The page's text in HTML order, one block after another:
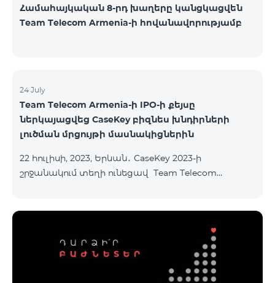
Համահայկական 8-րդ խաղերը կանցկացվեն
Team Telecom Armenia-ի հովանավորությամբ
24 July
Team Telecom Armenia-ի IPO-ի քեյսը
ներկայացվեց CaseKey բիզնես խնդիրների
լուծման մրցույթի մասնակիցներին
22 հուլիսի, 2023, Երևան․ CaseKey 2023-ի
շրջանակում տեղի ունեցավ Team Telecom
երիտասարդներ ծանոթացան առաջնային
հրապարակային տեղաբաշխման բոլոր
մանրամասներին ու թիմերին տրամադրվեց
ընկերության զարգացման ռազմավարական